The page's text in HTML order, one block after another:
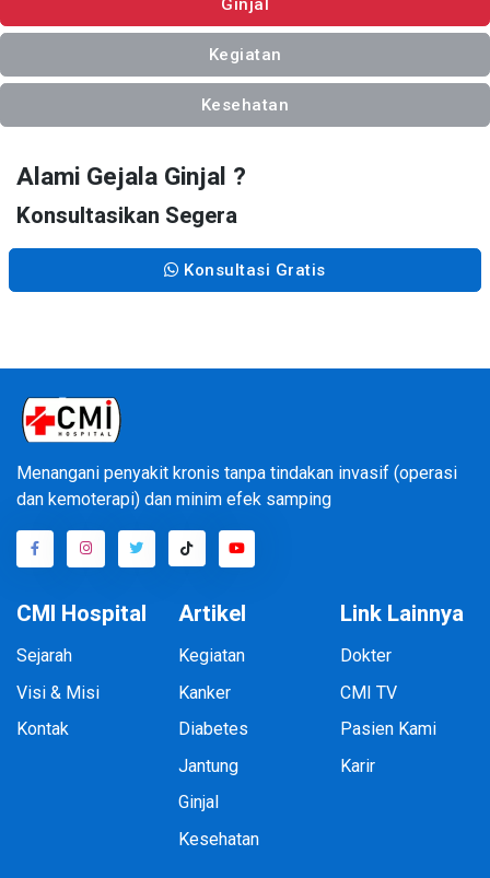
Ginjal
Kegiatan
Kesehatan
Alami Gejala Ginjal ?
Konsultasikan Segera
Konsultasi Gratis
Menangani penyakit kronis tanpa tindakan invasif (operasi
dan kemoterapi) dan minim efek samping
CMI Hospital
Sejarah
Visi & Misi
Kontak
Artikel
Kegiatan
Kanker
Diabetes
Jantung
Ginjal
Kesehatan
Link Lainnya
Dokter
CMI TV
Pasien Kami
Karir